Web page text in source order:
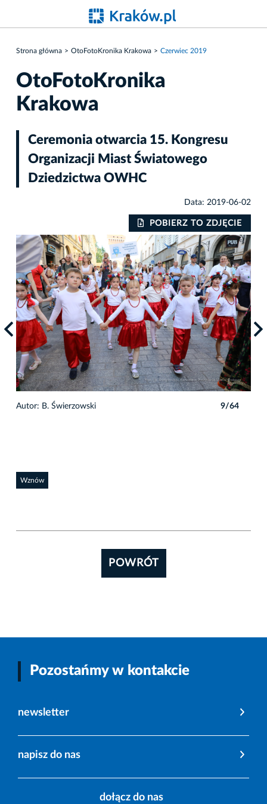
Strona główna OtoFotoKronika Krakowa Czerwiec 2019
OtoFotoKronika
Krakowa
Ceremonia otwarcia 15. Kongresu
Organizacji Miast Światowego
Dziedzictwa OWHC
Data: 2019-06-02
POBIERZ TO ZDJĘCIE
Autor: B. Świerzowski 9/64
Wznów
POWRÓT
Pozostańmy w kontakcie
newsletter
napisz do nas
dołącz do nas